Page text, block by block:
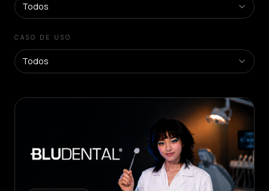
tendencias
SOLUCIONES
Plataforma
SaaS
agentes
Plataforma
Gestionada
Todos
CASO DE USO
Todos